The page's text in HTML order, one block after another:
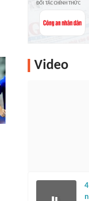
ĐỐI TÁC CHÍNH THỨC
Video